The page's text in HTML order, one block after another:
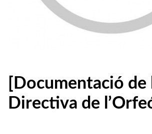
[Documentació de
Directiva de